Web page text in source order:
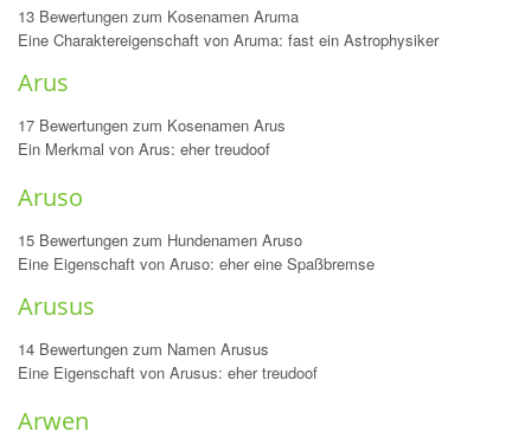
13 Bewertungen zum Kosenamen Aruma
Eine Charaktereigenschaft von Aruma: fast ein Astrophysiker
Arus
17 Bewertungen zum Kosenamen Arus
Ein Merkmal von Arus: eher treudoof
Aruso
15 Bewertungen zum Hundenamen Aruso
Eine Eigenschaft von Aruso: eher eine Spaßbremse
Arusus
14 Bewertungen zum Namen Arusus
Eine Eigenschaft von Arusus: eher treudoof
Arwen